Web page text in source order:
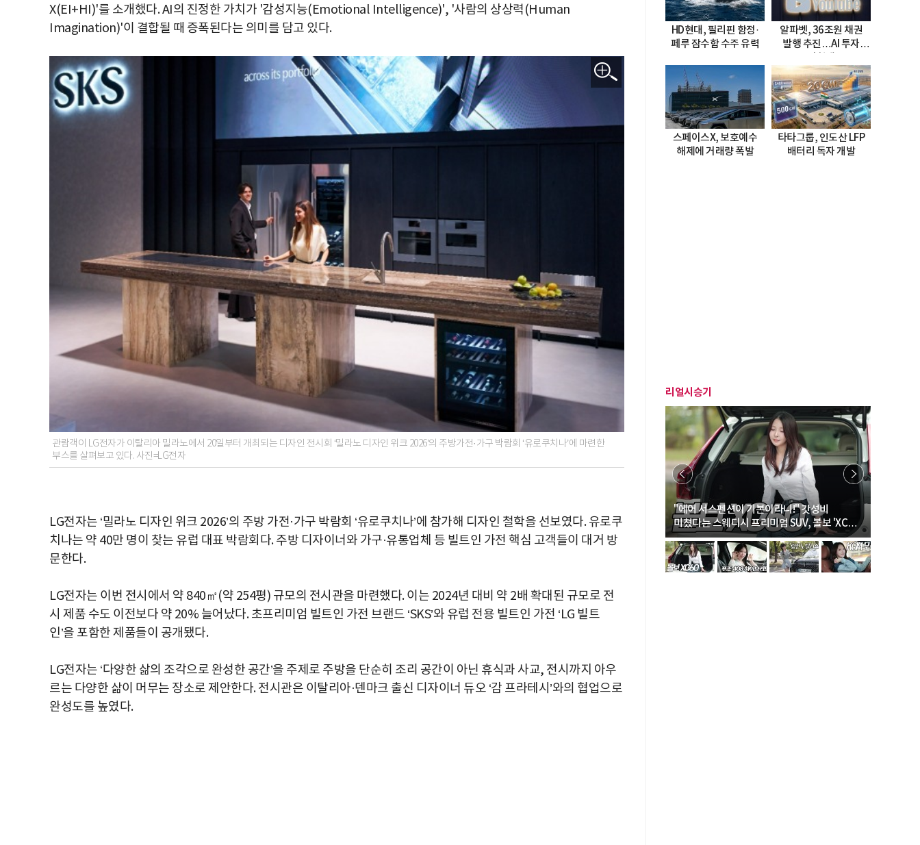
X(EI+HI)'를 소개했다. AI의 진정한 가치가 '감성지능(Emotional Intelligence)', '사람의 상상력(Human
Imagination)'이 결합될 때 증폭된다는 의미를 담고 있다.
관람객이 LG전자가 이탈리아 밀라노에서 20일부터 개최되는 디자인 전시회 ‘밀라노 디자인 위크 2026’의 주방가전·가구 박람회 ‘유로쿠치나’에 마련한
부스를 살펴보고 있다. 사진=LG전자
LG전자는 ‘밀라노 디자인 위크 2026’의 주방 가전·가구 박람회 ‘유로쿠치나’에 참가해 디자인 철학을 선보였다. 유로쿠
치나는 약 40만 명이 찾는 유럽 대표 박람회다. 주방 디자이너와 가구·유통업체 등 빌트인 가전 핵심 고객들이 대거 방
문한다.
LG전자는 이번 전시에서 약 840㎡(약 254평) 규모의 전시관을 마련했다. 이는 2024년 대비 약 2배 확대된 규모로 전
시 제품 수도 이전보다 약 20% 늘어났다. 초프리미엄 빌트인 가전 브랜드 ‘SKS’와 유럽 전용 빌트인 가전 ‘LG 빌트
인’을 포함한 제품들이 공개됐다.
LG전자는 ‘다양한 삶의 조각으로 완성한 공간’을 주제로 주방을 단순히 조리 공간이 아닌 휴식과 사교, 전시까지 아우
르는 다양한 삶이 머무는 장소로 제안한다. 전시관은 이탈리아·덴마크 출신 디자이너 듀오 ‘감 프라테시’와의 협업으로
완성도를 높였다.
HD현대, 필리핀 함정·
페루 잠수함 수주 유력
알파벳, 36조원 채권
발행 추진…AI 투자
스페이스X, 보호예수
해제에 거래량 폭발
타타그룹, 인도산 LFP
배터리 독자 개발
리얼시승기
초보자도 반할 반전 매력”
"에어 서스펜션이 기본이라니!" 갓성비
미쳤다는 스웨디시 프리미엄 SUV, 볼보 'XC60
B5 울트라'